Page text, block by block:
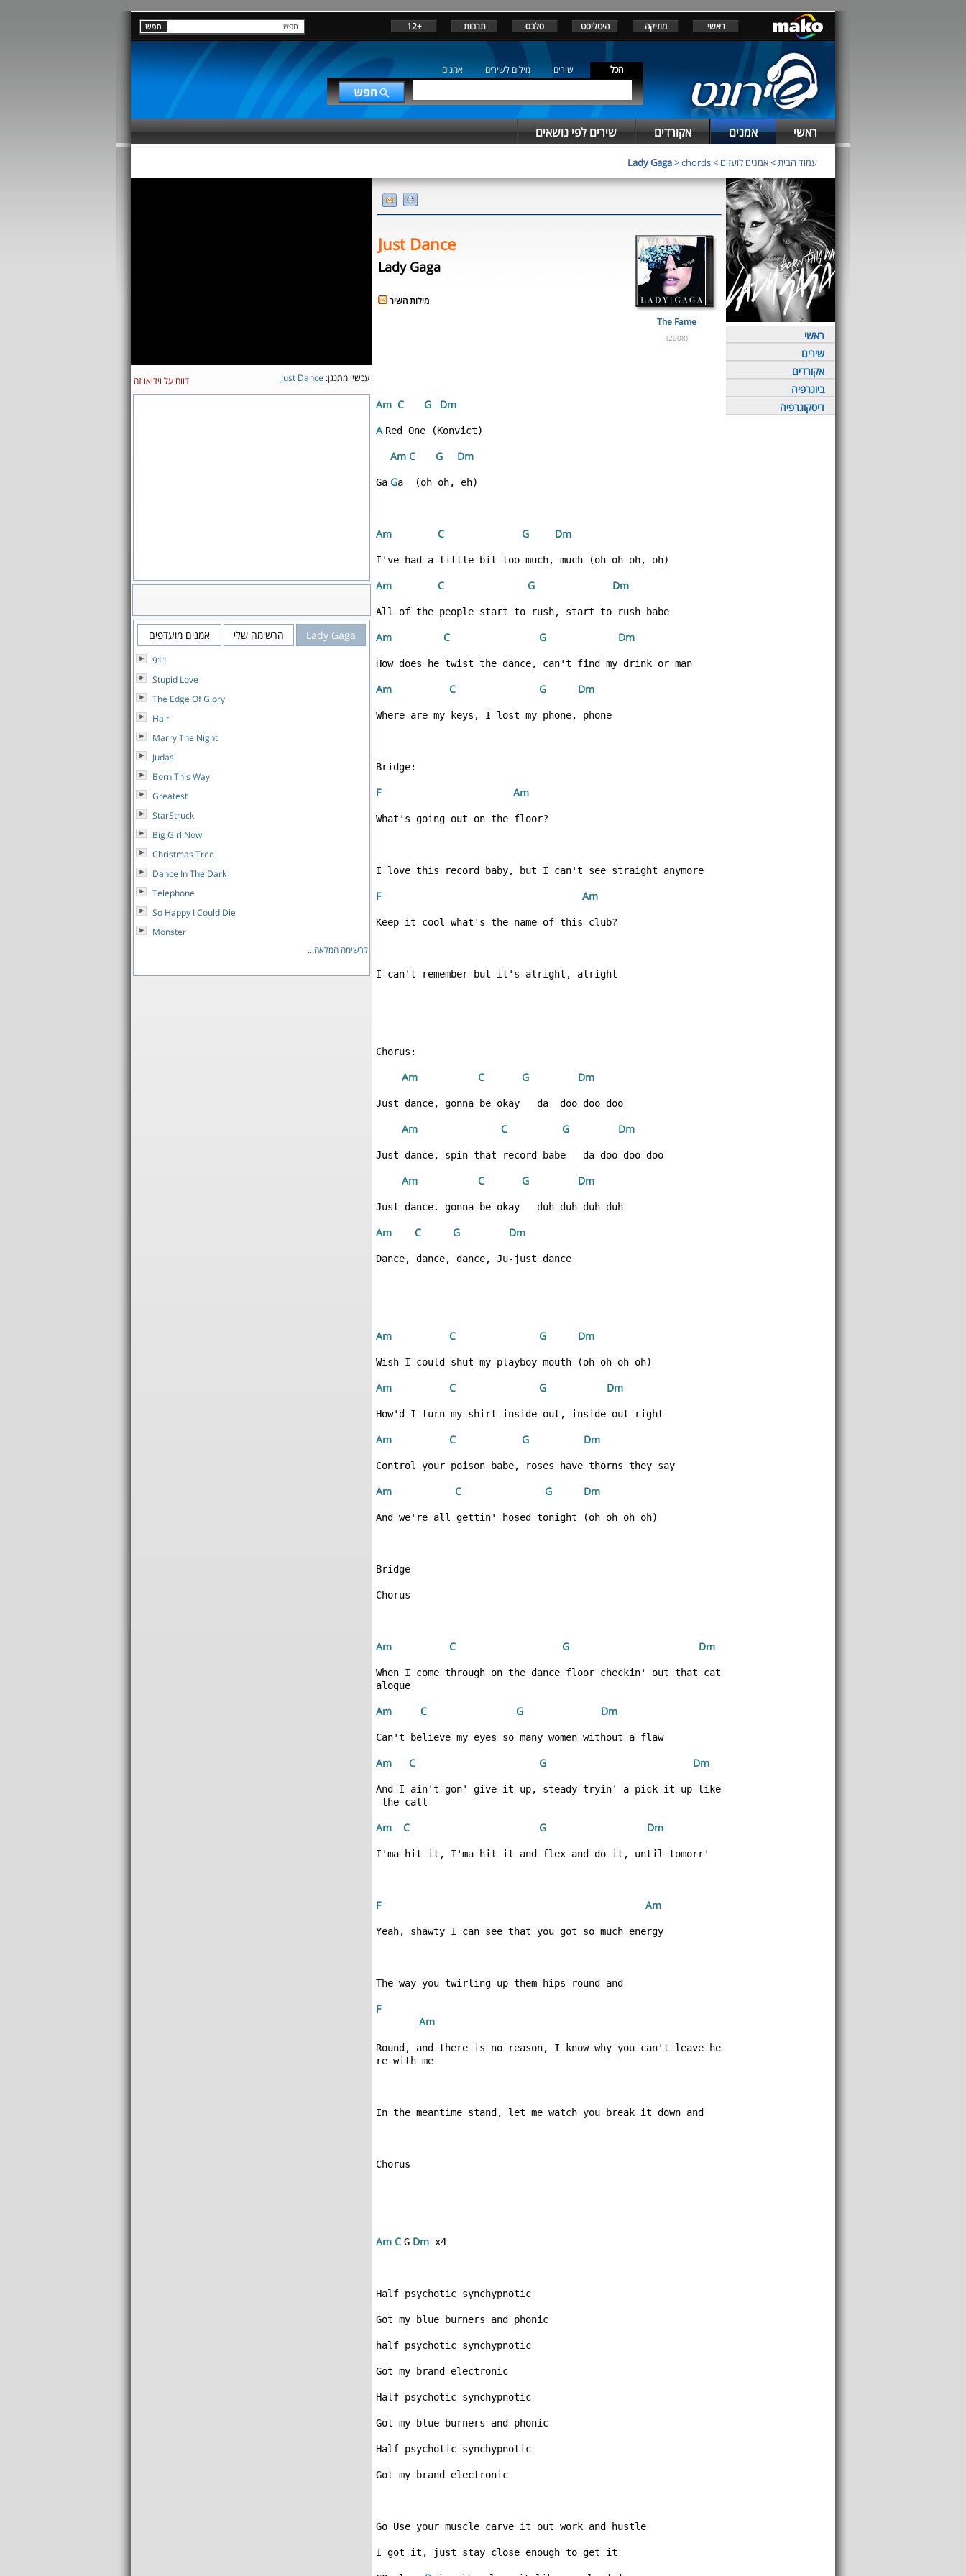
ראשי מוזיקה היטליסט סלבס תרבות +12
הכל שירים מילים לשירים אמנים
ראשי אמנים אקורדים שירים לפי נושאים
עמוד הבית>אמנים לועזים >
Lady Gaga> chords
ראשי
שירים
אקורדים
ביוגרפיה
דיסקוגרפיה
Just Dance
Lady Gaga
מילות השיר
The Fame
(2008)
Am C G Dm
A
Am C G Dm
Ga G
Am C G Dm
Am C G Dm
Am C G Dm
Am C G Dm
F Am
F Am
Am C G Dm
Am C G Dm
Am C G Dm
Am C G Dm
Am C G Dm
Am C G Dm
Am C G Dm
Am C G Dm
Am C G Dm
When I come through on the dance floor checkin' out that cat
Am C G Dm
Am C G Dm
And I ain't gon' give it up, steady tryin' a pick it up like
Am C G Dm
F Am
F
Am
Round, and there is no reason, I know why you can't leave he
Am C G Dm
עכשיו מתנגן: Just Dance דווח על וידיאו זה
Lady Gaga הרשימה שלי אמנים מועדפים
911
Stupid Love
The Edge Of Glory
Hair
Marry The Night
Judas
Born This Way
Greatest
StarStruck
Big Girl Now
Christmas Tree
Dance In The Dark
Telephone
So Happy I Could Die
Monster
לרשימה המלאה...